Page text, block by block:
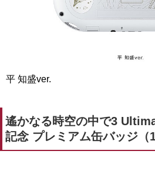
平 知盛ver.
遙かなる時空の中で3
記念 プレミアム缶バッジ（